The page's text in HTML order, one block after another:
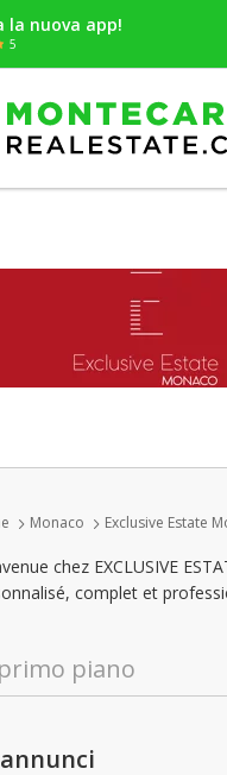
la nuova app!
5
Monaco Exclusive Estate
chez EXCLUSIVE
complet et
piano